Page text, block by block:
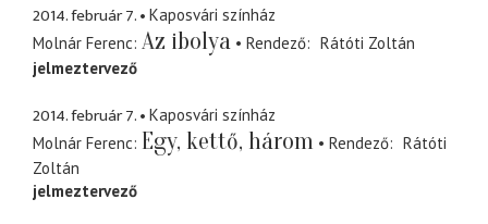
2014. február 7.
Kaposvári színház
Molnár Ferenc Az ibolya Rendező
Rátóti Zoltán
jelmeztervező
2014. február 7.
Kaposvári színház
Molnár Ferenc Egy, kettő, három Rendező
Rátóti
Zoltán
jelmeztervező